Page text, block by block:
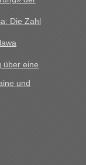
Richtung Polen
ging dann
waren“
• Re: An
Polen und
15 Fahrzeuge
nach ca 20
Die Zahl
über eine
und